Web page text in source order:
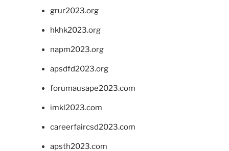
grur2023.org
hkhk2023.org
napm2023.org
apsdfd2023.org
forumausape2023.com
imkl2023.com
careerfaircsd2023.com
apsth2023.com